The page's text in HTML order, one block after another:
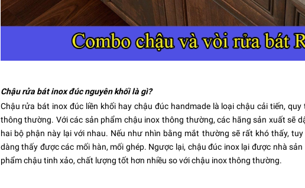
Chậu rửa bát inox đúc nguyên khối là gì?
Chậu rửa bát inox đúc liền khối hay chậu đúc handmade là loại chậu cải tiến,
thông thường. Với các sản phẩm chậu inox thông thường, các hãng sản xuất sẽ
hai bộ phận này lại với nhau. Nếu như nhìn bằng mắt thường sẽ rất khó thấy,
dàng thấy được các mối hàn, mối ghép. Ngược lại, chậu đúc inox lại được nhà
phẩm chậu tinh xảo, chất lượng tốt hơn nhiều so với chậu inox thông thường.